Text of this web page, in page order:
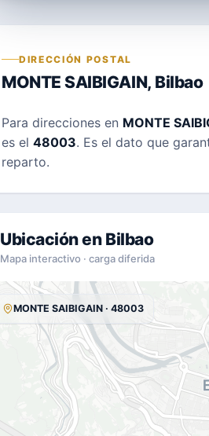
DIRECCIÓN POSTAL
MONTE SAIBIGAIN, Bilbao
Para direcciones en MONTE
es el 48003. Es el dato que
reparto.
Ubicación en Bilbao
Mapa interactivo · carga diferida
MONTE SAIBIGAIN · 48003